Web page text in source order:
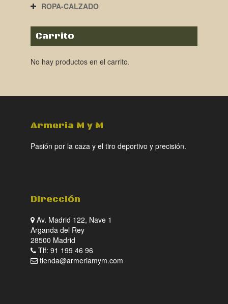
ROPA-CALZADO
Carrito
No hay productos en el carrito.
Armeria M y M
Pasión por la caza y el tiro deportivo y precisión.
Dirección
Av. Madrid 122, Nave 1
Arganda del Rey
28500 Madrid
Tlf: 91 199 46 96
tienda@armeriamym.com